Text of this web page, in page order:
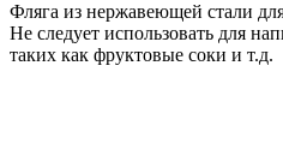
Фляга из нержавеющей стали
Не следует использовать для
таких как фруктовые соки и т.д.